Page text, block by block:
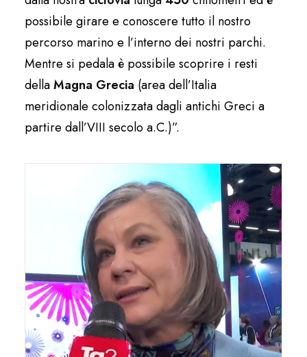
possibile girare e conoscere tutto il nostro
percorso marino e l’interno dei nostri parchi.
Mentre si pedala è possibile scoprire i resti
dellaMagna Grecia (area dell’Italia
meridionale colonizzata dagli antichi Greci a
partire dall’VIII secolo a.C.)”.